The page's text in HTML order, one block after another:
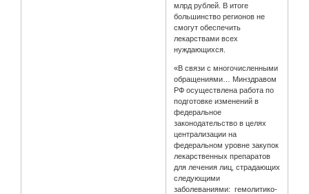
млрд рублей. В итоге
большинство регионов не
смогут обеспечить
лекарствами всех
нуждающихся.
«В связи с многочисленными
обращениями… Минздравом
РФ осуществлена работа по
подготовке изменений в
федеральное
законодательство в целях
централизации на
федеральном уровне закупок
лекарственных препаратов
для лечения лиц, страдающих
следующими
заболеваниями: гемолитико-